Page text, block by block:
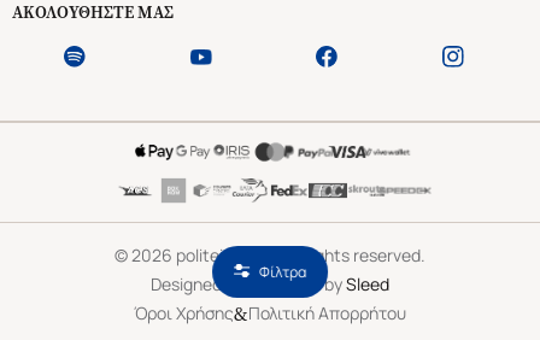
Φίλτρα
ΑΚΟΛΟΥΘΗΣΤΕ ΜΑΣ
©2026 politeianet.gr All rights reserved.
Designed & Developed bySleed
Όροι Χρήσης&Πολιτική Απορρήτου